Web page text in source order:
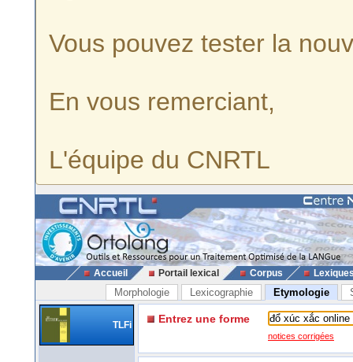
Vous pouvez tester la
En vous remerciant,
L'équipe du CNRTL
Accueil Portail lexical Corpus
Morphologie Lexicographie Etymologie
TLFi Entrez une forme
notices corrigées